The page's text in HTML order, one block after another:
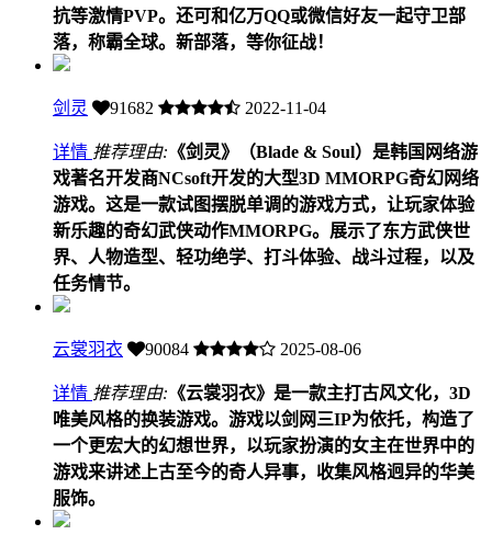
抗等激情PVP。还可和亿万QQ或微信好友一起守卫部
落，称霸全球。新部落，等你征战！
剑灵 91682 2022-11-04
详情 推荐理由: 《剑灵》（Blade & Soul）是韩国网络游
戏著名开发商NCsoft开发的大型3D MMORPG奇幻网络
游戏。这是一款试图摆脱单调的游戏方式，让玩家体验
新乐趣的奇幻武侠动作MMORPG。展示了东方武侠世
界、人物造型、轻功绝学、打斗体验、战斗过程，以及
任务情节。
云裳羽衣 90084 2025-08-06
详情 推荐理由: 《云裳羽衣》是一款主打古风文化，3D
唯美风格的换装游戏。游戏以剑网三IP为依托，构造了
一个更宏大的幻想世界，以玩家扮演的女主在世界中的
游戏来讲述上古至今的奇人异事，收集风格迥异的华美
服饰。